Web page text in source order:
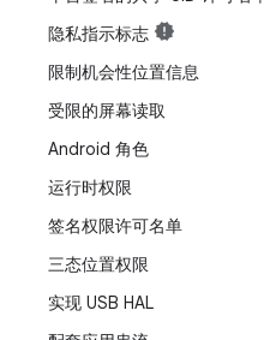
隐私指示标志
限制机会性位置信息
受限的屏幕读取
Android 角色
运行时权限
签名权限许可名单
三态位置权限
实现 USB HAL